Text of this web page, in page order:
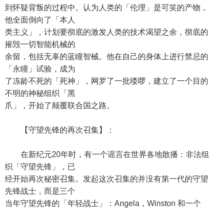
到怀疑背叛的过程中。认为人类的「伦理」是可笑的产物，
他全面倒向了「本人
类主义」，计划要彻底的激发人类的技术渴望之余，彻底的
摧毁一切智能机械的
余留，包括无辜的蓝瞳智械。他在自己的身体上进行禁忌的
「永瞳」试验，成为
了冻龄不死的「死神」，网罗了一批喽啰，建立了一个目的
不明的神秘组织「黑
爪」，开始了颠覆联合国之路。
【守望先锋的再次召集】：
在新纪元20年时，有一个谣言在世界各地散播：非法组
织「守望先锋」，已
经开始再次秘密召集。发起这次召集的并没有第一代的守望
先锋战士，而是三个
当年守望先锋的「年轻战士」：Angela，Winston 和一个